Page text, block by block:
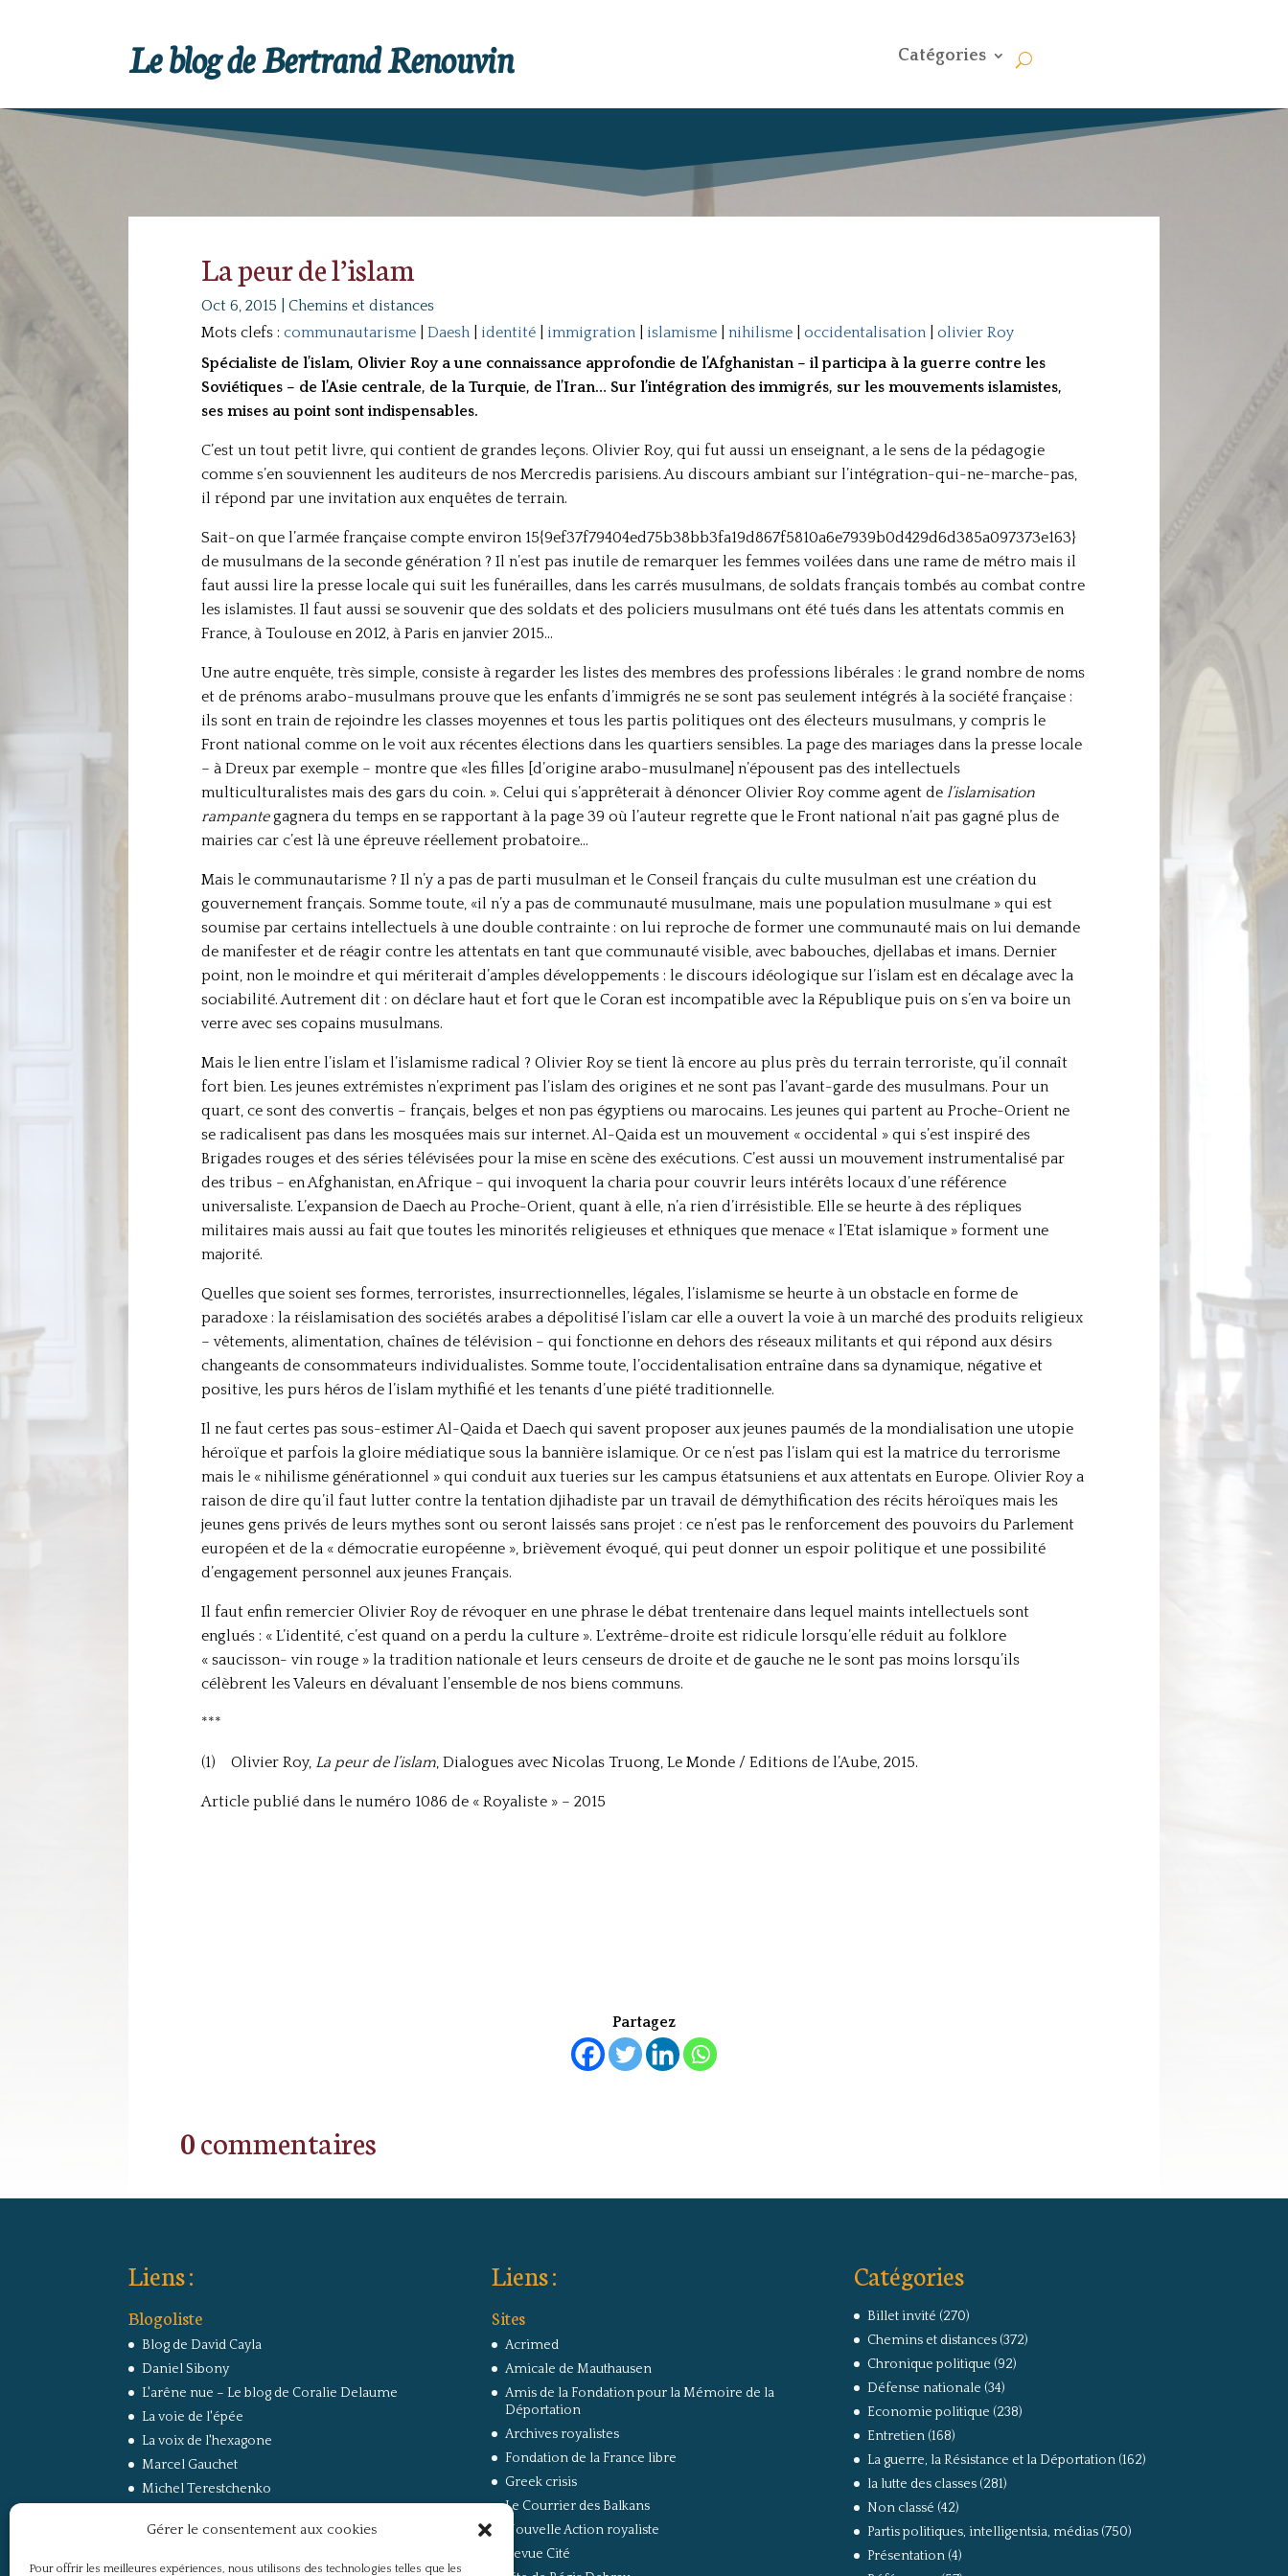
Gérer le consentement aux cookies
Pour offrir les meilleures expériences, nous utilisons des technologies telles que les
Le blog de Bertrand Renouvin Catégories
La peur de l’islam
Oct 6, 2015
Chemins et distances
Mots clefs : communautarisme| Daesh| identité| immigration| islamisme| nihilisme| occidentalisation| olivier Roy
Spécialiste de l’islam, Olivier Roy a une connaissance approfondie de l’Afghanistan – il participa à la guerre contre les
Soviétiques – de l’Asie centrale, de la Turquie, de l’Iran… Sur l’intégration des immigrés, sur les mouvements islamistes,
ses mises au point sont indispensables.
C’est un tout petit livre, qui contient de grandes leçons. Olivier Roy, qui fut aussi un enseignant, a le sens de la pédagogie
comme s’en souviennent les auditeurs de nos Mercredis parisiens. Au discours ambiant sur l’intégration-qui-ne-marche-pas,
il répond par une invitation aux enquêtes de terrain.
Sait-on que l’armée française compte environ 15{9ef37f79404ed75b38bb3fa19d867f5810a6e7939b0d429d6d385a097373e163}
de musulmans de la seconde génération ? Il n’est pas inutile de remarquer les femmes voilées dans une rame de métro mais il
faut aussi lire la presse locale qui suit les funérailles, dans les carrés musulmans, de soldats français tombés au combat contre
les islamistes. Il faut aussi se souvenir que des soldats et des policiers musulmans ont été tués dans les attentats commis en
France, à Toulouse en 2012, à Paris en janvier 2015…
Une autre enquête, très simple, consiste à regarder les listes des membres des professions libérales : le grand nombre de noms
et de prénoms arabo-musulmans prouve que les enfants d’immigrés ne se sont pas seulement intégrés à la société française :
ils sont en train de rejoindre les classes moyennes et tous les partis politiques ont des électeurs musulmans, y compris le
Front national comme on le voit aux récentes élections dans les quartiers sensibles. La page des mariages dans la presse locale
– à Dreux par exemple – montre que «les filles [d’origine arabo-musulmane] n’épousent pas des intellectuels
multiculturalistes mais des gars du coin. ». Celui qui s’apprêterait à dénoncer Olivier Roy comme agent de l’islamisation
rampantegagnera du temps en se rapportant à la page 39 où l’auteur regrette que le Front national n’ait pas gagné plus de
mairies car c’est là une épreuve réellement probatoire…
Mais le communautarisme ? Il n’y a pas de parti musulman et le Conseil français du culte musulman est une création du
gouvernement français. Somme toute, «il n’y a pas de communauté musulmane, mais une population musulmane » qui est
soumise par certains intellectuels à une double contrainte : on lui reproche de former une communauté mais on lui demande
de manifester et de réagir contre les attentats en tant que communauté visible, avec babouches, djellabas et imans. Dernier
point, non le moindre et qui mériterait d’amples développements : le discours idéologique sur l’islam est en décalage avec la
sociabilité. Autrement dit : on déclare haut et fort que le Coran est incompatible avec la République puis on s’en va boire un
verre avec ses copains musulmans.
Mais le lien entre l’islam et l’islamisme radical ? Olivier Roy se tient là encore au plus près du terrain terroriste, qu’il connaît
fort bien. Les jeunes extrémistes n’expriment pas l’islam des origines et ne sont pas l’avant-garde des musulmans. Pour un
quart, ce sont des convertis – français, belges et non pas égyptiens ou marocains. Les jeunes qui partent au Proche-Orient ne
se radicalisent pas dans les mosquées mais sur internet. Al-Qaida est un mouvement « occidental » qui s’est inspiré des
Brigades rouges et des séries télévisées pour la mise en scène des exécutions. C’est aussi un mouvement instrumentalisé par
des tribus – en Afghanistan, en Afrique – qui invoquent la charia pour couvrir leurs intérêts locaux d’une référence
universaliste. L’expansion de Daech au Proche-Orient, quant à elle, n’a rien d’irrésistible. Elle se heurte à des répliques
militaires mais aussi au fait que toutes les minorités religieuses et ethniques que menace « l’Etat islamique » forment une
majorité.
Quelles que soient ses formes, terroristes, insurrectionnelles, légales, l’islamisme se heurte à un obstacle en forme de
paradoxe : la réislamisation des sociétés arabes a dépolitisé l’islam car elle a ouvert la voie à un marché des produits religieux
– vêtements, alimentation, chaînes de télévision – qui fonctionne en dehors des réseaux militants et qui répond aux désirs
changeants de consommateurs individualistes. Somme toute, l’occidentalisation entraîne dans sa dynamique, négative et
positive, les purs héros de l’islam mythifié et les tenants d’une piété traditionnelle.
Il ne faut certes pas sous-estimer Al-Qaida et Daech qui savent proposer aux jeunes paumés de la mondialisation une utopie
héroïque et parfois la gloire médiatique sous la bannière islamique. Or ce n’est pas l’islam qui est la matrice du terrorisme
mais le « nihilisme générationnel » qui conduit aux tueries sur les campus étatsuniens et aux attentats en Europe. Olivier Roy a
raison de dire qu’il faut lutter contre la tentation djihadiste par un travail de démythification des récits héroïques mais les
jeunes gens privés de leurs mythes sont ou seront laissés sans projet : ce n’est pas le renforcement des pouvoirs du Parlement
européen et de la « démocratie européenne », brièvement évoqué, qui peut donner un espoir politique et une possibilité
d’engagement personnel aux jeunes Français.
Il faut enfin remercier Olivier Roy de révoquer en une phrase le débat trentenaire dans lequel maints intellectuels sont
englués : « L’identité, c’est quand on a perdu la culture ». L’extrême-droite est ridicule lorsqu’elle réduit au folklore
« saucisson- vin rouge » la tradition nationale et leurs censeurs de droite et de gauche ne le sont pas moins lorsqu’ils
célèbrent les Valeurs en dévaluant l’ensemble de nos biens communs.
***
(1) Olivier Roy, La peur de l’islam, Dialogues avec Nicolas Truong, Le Monde / Editions de l’Aube, 2015.
Article publié dans le numéro 1086 de « Royaliste » – 2015
Partagez
0 commentaires
Liens :
Blogoliste
Blog de David Cayla
Daniel Sibony
L'arêne nue – Le blog de Coralie Delaume
La voie de l'épée
La voix de l'hexagone
Marcel Gauchet
Michel Terestchenko
RussEurope – Le Carnet de Jacques Sapir sur la
Liens :
Sites
Acrimed
Amicale de Mauthausen
Amis de la Fondation pour la Mémoire de la
Déportation
Archives royalistes
Fondation de la France libre
Greek crisis
Le Courrier des Balkans
Nouvelle Action royaliste
Revue Cité
Catégories
Billet invité (270)
Chemins et distances(372)
Chronique politique (92)
Défense nationale (34)
Economie politique (238)
Entretien(168)
La guerre, la Résistance et la Déportation(162)
la lutte des classes(281)
Non classé (42)
Partis politiques, intelligentsia, médias(750)
Présentation(4)